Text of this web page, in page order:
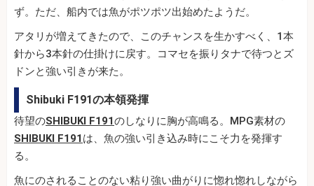
ず。ただ、船内では魚がポツポツ出始めたようだ。
アタリが増えてきたので、このチャンスを生かすべく、1本
針から3本針の仕掛けに戻す。コマセを振りタナで待つとズ
ドンと強い引きが来た。
Shibuki F191の本領発揮
待望のSHIBUKI F191のしなりに胸が高鳴る。MPG素材の
SHIBUKI F191 は、魚の強い引き込み時にこそ力を発揮す
る。
魚にのされることのない粘り強い曲がりに惚れ惚れしながら